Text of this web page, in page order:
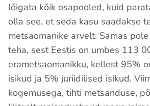
lõigata kõik osapooled, kuid
olla see, et seda kasu saadakse
metsaomanike arvelt. Samas
teha, sest Eestis on umbes 113
erametsaomanikku, kellest 95%
isikud ja 5% juriidilised isikud.
kogemusega, tihti metsanduse,